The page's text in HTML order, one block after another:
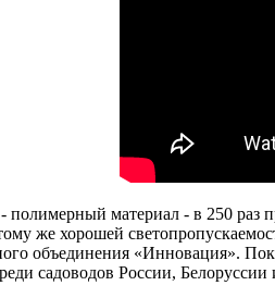
полимерный материал - в 250 раз
же хорошей
объединения «Инновация».
садоводов России,